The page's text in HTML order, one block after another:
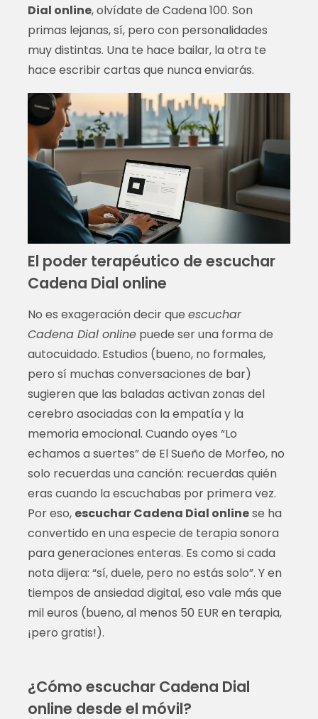
Dial online, olvídate de Cadena 100. Son
primas lejanas, sí, pero con personalidades
muy distintas. Una te hace bailar, la otra te
hace escribir cartas que nunca enviarás.
El poder terapéutico de escuchar
Cadena Dial online
No es exageración decir que escuchar
Cadena Dial onlinepuede ser una forma de
autocuidado. Estudios (bueno, no formales,
pero sí muchas conversaciones de bar)
sugieren que las baladas activan zonas del
cerebro asociadas con la empatía y la
memoria emocional. Cuando oyes “Lo
echamos a suertes” de El Sueño de Morfeo, no
solo recuerdas una canción: recuerdas quién
eras cuando la escuchabas por primera vez.
Por eso, escuchar Cadena Dial onlinese ha
convertido en una especie de terapia sonora
para generaciones enteras. Es como si cada
nota dijera: “sí, duele, pero no estás solo”. Y en
tiempos de ansiedad digital, eso vale más que
mil euros (bueno, al menos 50 EUR en terapia,
¡pero gratis!).
¿Cómo escuchar Cadena Dial
online desde el móvil?